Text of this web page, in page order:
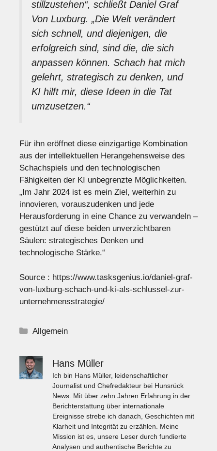
stillzustehen“, schließt Daniel Graf
Von Luxburg. „Die Welt verändert
sich schnell, und diejenigen, die
erfolgreich sind, sind die, die sich
anpassen können. Schach hat mich
gelehrt, strategisch zu denken, und
KI hilft mir, diese Ideen in die Tat
umzusetzen.“
Für ihn eröffnet diese einzigartige Kombination
aus der intellektuellen Herangehensweise des
Schachspiels und den technologischen
Fähigkeiten der KI unbegrenzte Möglichkeiten.
„Im Jahr 2024 ist es mein Ziel, weiterhin zu
innovieren, vorauszudenken und jede
Herausforderung in eine Chance zu verwandeln –
gestützt auf diese beiden unverzichtbaren
Säulen: strategisches Denken und
technologische Stärke.“
Source : https://www.tasksgenius.io/daniel-graf-
von-luxburg-schach-und-ki-als-schlussel-zur-
unternehmensstrategie/
Kategorien
Allgemein
Hans Müller
Ich bin Hans Müller, leidenschaftlicher
Journalist und Chefredakteur bei Hunsrück
News. Mit über zehn Jahren Erfahrung in der
Berichterstattung über internationale
Ereignisse strebe ich danach, Geschichten mit
Klarheit und Integrität zu erzählen. Meine
Mission ist es, unsere Leser durch fundierte
Analysen und authentische Berichte zu